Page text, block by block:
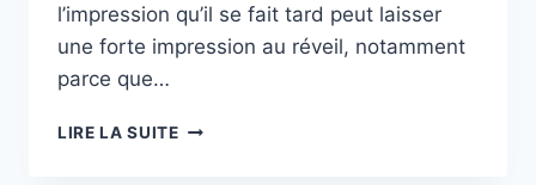
l’impression qu’il se fait tard peut laisser
une forte impression au réveil, notamment
parce que…
LIRE LA SUITEPOURQUOI